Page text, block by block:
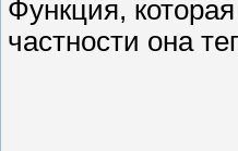
Функция,
частности она